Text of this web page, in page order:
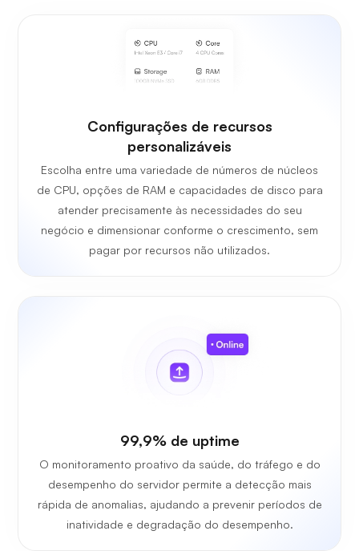
Configurações de recursos
personalizáveis
Escolha entre uma variedade de números de núcleos
de CPU, opções de RAM e capacidades de disco para
atender precisamente às necessidades do seu
negócio e dimensionar conforme o crescimento, sem
pagar por recursos não utilizados.
99,9% de uptime
O monitoramento proativo da saúde, do tráfego e do
desempenho do servidor permite a detecção mais
rápida de anomalias, ajudando a prevenir períodos de
inatividade e degradação do desempenho.